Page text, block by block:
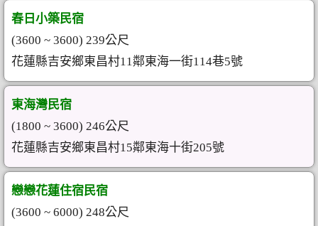
春日小築民宿
(3600 ~ 3600) 239公尺
花蓮縣吉安鄉東昌村11鄰東海一街114巷5號
東海灣民宿
(1800 ~ 3600) 246公尺
花蓮縣吉安鄉東昌村15鄰東海十街205號
戀戀花蓮住宿民宿
(3600 ~ 6000) 248公尺